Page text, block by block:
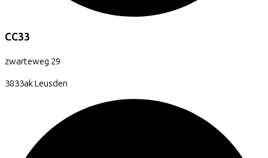
CC33
zwarteweg 29
3833akLeusden